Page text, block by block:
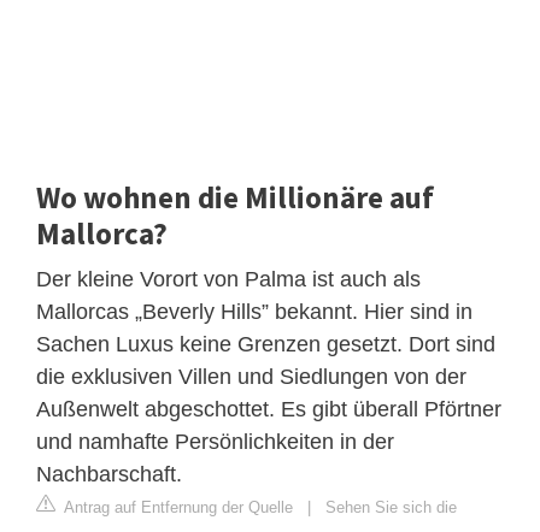
Wo wohnen die Millionäre auf
Mallorca?
Der kleine Vorort von Palma ist auch als
Mallorcas „Beverly Hills” bekannt. Hier sind in
Sachen Luxus keine Grenzen gesetzt. Dort sind
die exklusiven Villen und Siedlungen von der
Außenwelt abgeschottet. Es gibt überall Pförtner
und namhafte Persönlichkeiten in der
Nachbarschaft.
Antrag auf Entfernung der Quelle
Sehen Sie sich die